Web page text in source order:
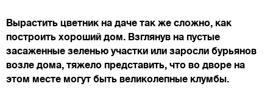
Вырастить цветник на даче так же сложно, как
построить хороший дом. Взглянув на пустые
засаженные зеленью участки или заросли бурьянов
возле дома, тяжело представить, что во дворе на
этом месте могут быть великолепные клумбы.